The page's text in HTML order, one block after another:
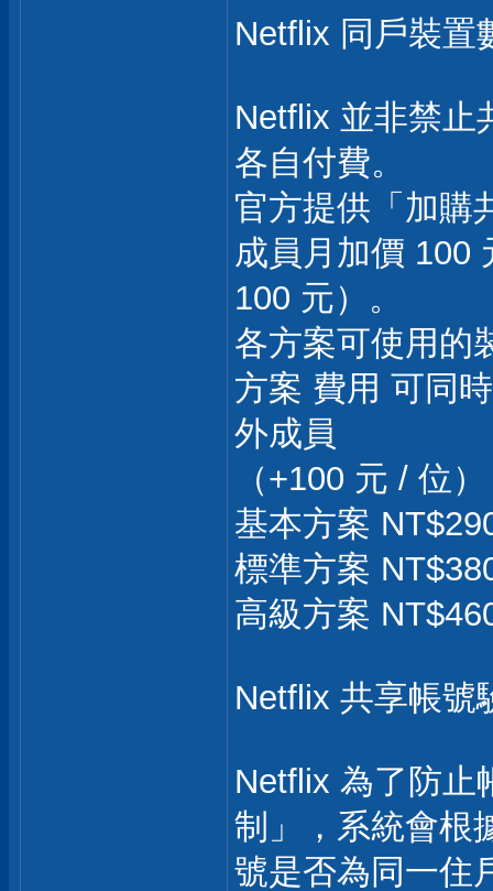
Netflix 同戶裝置
Netflix 並非禁止
各自付費。
官方提供「加購
成員月加價 100
100 元）。
各方案可使用的
方案 費用 可同
外成員
（+100 元 / 位）
基本方案
標準方案
高級方案
Netflix 共享帳號
Netflix 為了防止
制」，系統會根
號是否為同一住